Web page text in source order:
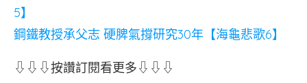
5】
鋼鐵教授承父志 硬脾氣撐研究30年【海龜悲歌6】
⇩⇩⇩按讚訂閱看更多⇩⇩⇩